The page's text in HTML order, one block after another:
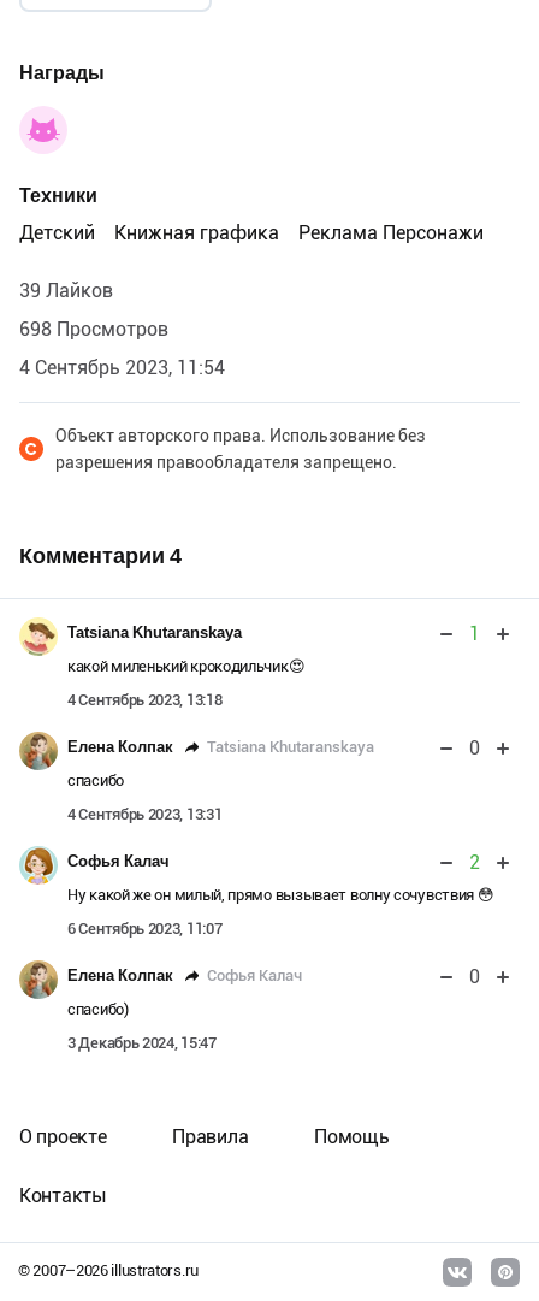
Награды
Техники
Детский
Книжная графика Реклама Персонажи
39 Лайков
698 Просмотров
4 Сентябрь 2023, 11:54
Объект авторского права. Использование без
разрешения правообладателя запрещено.
Комментарии 4
Tatsiana Khutaranskaya 1
какой миленький крокодильчик😍
4 Сентябрь 2023, 13:18
Елена Колпак Tatsiana Khutaranskaya 0
спасибо
4 Сентябрь 2023, 13:31
Софья Калач 2
Ну какой же он милый, прямо вызывает волну сочувствия 😳
6 Сентябрь 2023, 11:07
Елена Колпак Софья Калач 0
спасибо)
3 Декабрь 2024, 15:47
© 2007–2026illustrators.ru
О проекте Правила Помощь
Контакты